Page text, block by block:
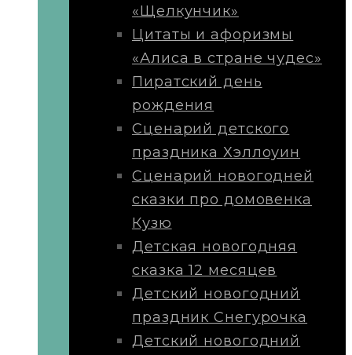
«Щелкунчик»
Цитаты и афоризмы
«Алиса в стране чудес»
Пиратский день
рождения
Сценарий детского
праздника Хэллоуин
Сценарий новогодней
сказки про домовенка
Кузю
Детская новогодняя
сказка 12 месяцев
Детский новогодний
праздник Снегурочка
Детский новогодний